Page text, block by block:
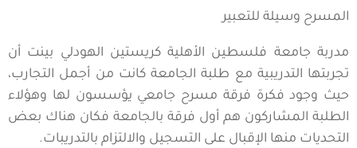
المسرح وسيلة للتعبير
مدربة جامعة فلسطين الأهلية كريستين الهودلي بينت أن
تجربتها التدريبية مع طلبة الجامعة كانت من أجمل التجارب،
حيث وجود فكرة فرقة مسرح جامعي يؤسسون لها وهؤلاء
الطلبة المشاركون هم أول فرقة بالجامعة فكان هناك بعض
التحديات منها الإقبال على التسجيل والالتزام بالتدريبات.